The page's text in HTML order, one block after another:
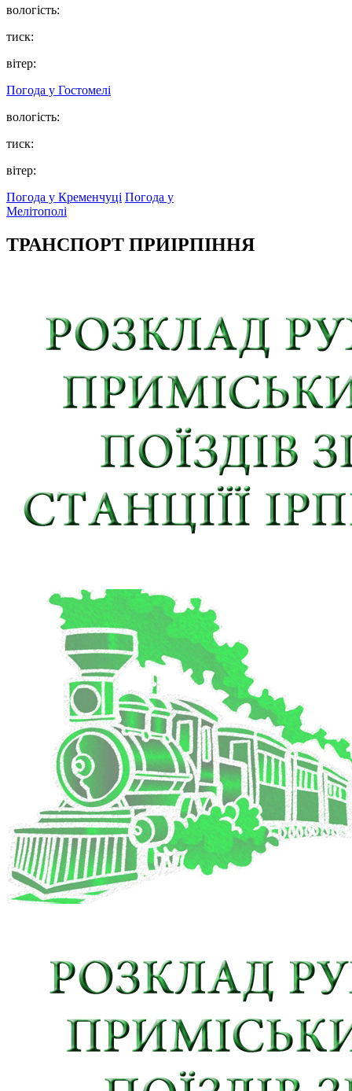
вологість:
тиск:
вітер:
Погода у Гостомелі
вологість:
тиск:
вітер:
Погода у Кременчуці Погода у
Мелітополі
ТРАНСПОРТ ПРИІРПІННЯ